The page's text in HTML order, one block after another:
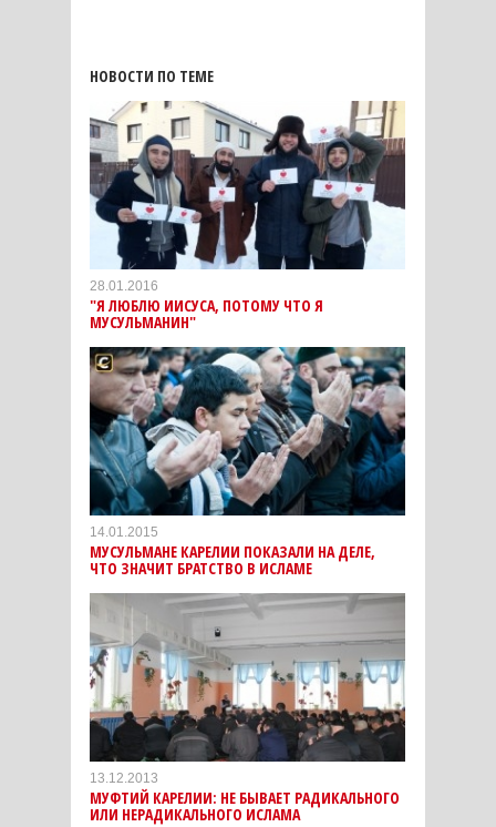
НОВОСТИ ПО ТЕМЕ
28.01.2016
"Я ЛЮБЛЮ ИИСУСА, ПОТОМУ ЧТО Я
МУСУЛЬМАНИН"
14.01.2015
МУСУЛЬМАНЕ КАРЕЛИИ ПОКАЗАЛИ НА ДЕЛЕ,
ЧТО ЗНАЧИТ БРАТСТВО В ИСЛАМЕ
13.12.2013
МУФТИЙ КАРЕЛИИ: НЕ БЫВАЕТ РАДИКАЛЬНОГО
ИЛИ НЕРАДИКАЛЬНОГО ИСЛАМА